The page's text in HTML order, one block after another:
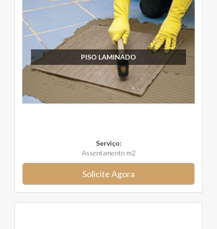
PISO LAMINADO
Serviço:
Assentamento m2
Solicite Agora